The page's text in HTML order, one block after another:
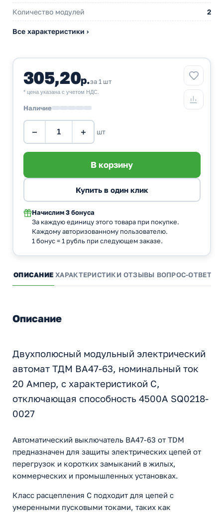
Количество модулей 2
Все характеристики ›
305,20р.за 1 шт
* цена указана с учетом НДС.
Наличие
− + шт
Начислим 3 бонуса
За каждую единицу этого товара при покупке.
Каждому авторизованному пользователю.
1 бонус = 1 рубль при следующем заказе.
ОПИСАНИЕ ХАРАКТЕРИСТИКИ ОТЗЫВЫ ВОПРОС-ОТВЕТ
Описание
Двухполюсный модульный электрический
автомат ТДМ ВА47-63, номинальный ток
20 Ампер, с характеристикой С,
отключающая способность 4500А SQ0218-
0027
Автоматический выключатель ВА47-63 от TDM
предназначен для защиты электрических цепей от
перегрузок и коротких замыканий в жилых,
коммерческих и промышленных установках.
Класс расцепления C подходит для цепей с
умеренными пусковыми токами, таких как